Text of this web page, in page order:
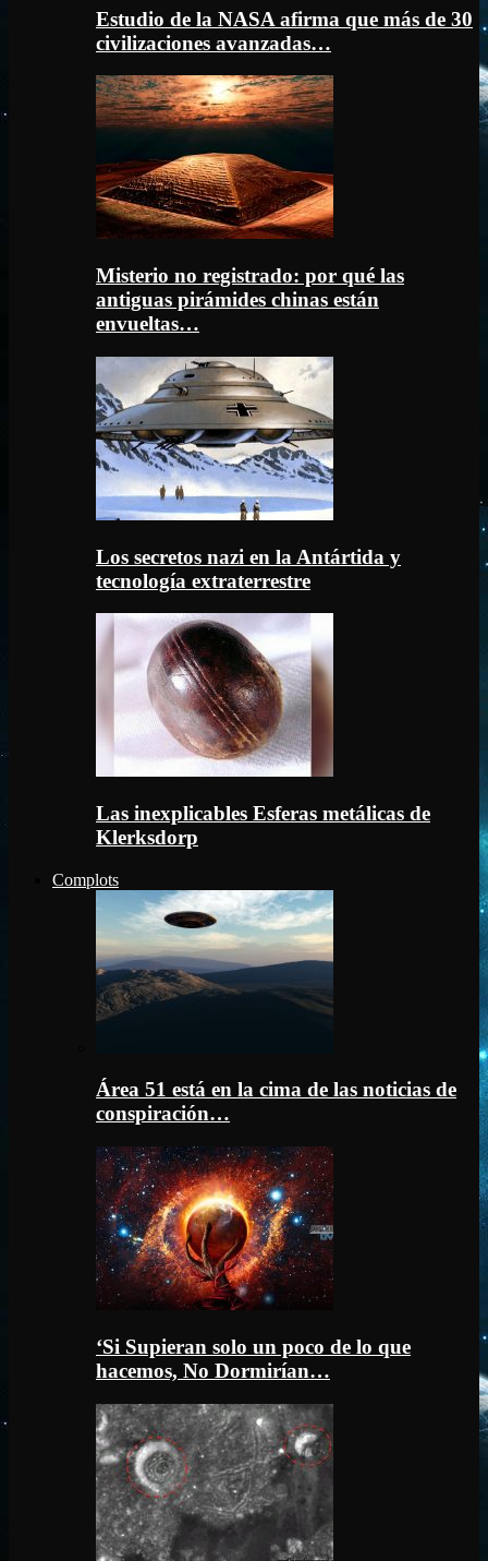
Estudio de la NASA afirma que más de 30
civilizaciones avanzadas…
Misterio no registrado: por qué las
antiguas pirámides chinas están
envueltas…
Los secretos nazi en la Antártida y
tecnología extraterrestre
Las inexplicables Esferas metálicas de
Klerksdorp
Complots
Área 51 está en la cima de las noticias de
conspiración…
‘Si Supieran solo un poco de lo que
hacemos, No Dormirían…